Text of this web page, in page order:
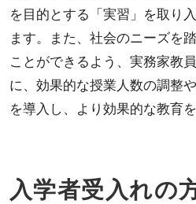
を目的とする「実習」を取り
ます。また、社会のニーズを
ことができるよう、実務家教
に、効果的な授業人数の調整
を導入し、より効果的な教育
入学者受入れの